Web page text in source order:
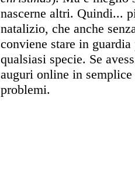
nascerne altri. Quindi...
natalizio, che anche
conviene stare in
qualsiasi specie. Se
auguri online in
problemi.